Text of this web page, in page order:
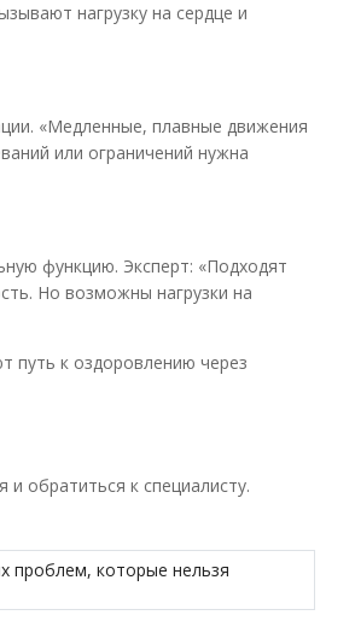
нагрузку на сердце и
«Медленные, плавные движения
или ограничений нужна
функцию. Эксперт: «Подходят
Но возможны нагрузки на
путь к оздоровлению через
обратиться к специалисту.
проблем, которые нельзя